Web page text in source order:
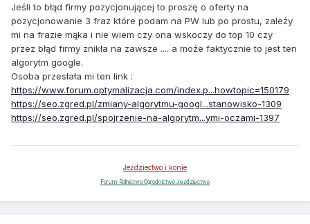
Jeśli to błąd firmy pozycjonującej to proszę o oferty na
pozycjonowanie 3 fraz które podam na PW lub po prostu, zależy
mi na frazie mąka i nie wiem czy ona wskoczy do top 10 czy
przez błąd firmy znikła na zawsze .... a może faktycznie to jest ten
algorytm google.
Osoba przesłała mi ten link :
https://www.forum.optymalizacja.com/index.p...howtopic=150179
https://seo.zgred.pl/zmiany-algorytmu-googl...stanowisko-1309
https://seo.zgred.pl/spojrzenie-na-algorytm...ymi-oczami-1397
Jeździectwo i konie
Forum Rolnictwo Ogrodnictwo Jeździectwo